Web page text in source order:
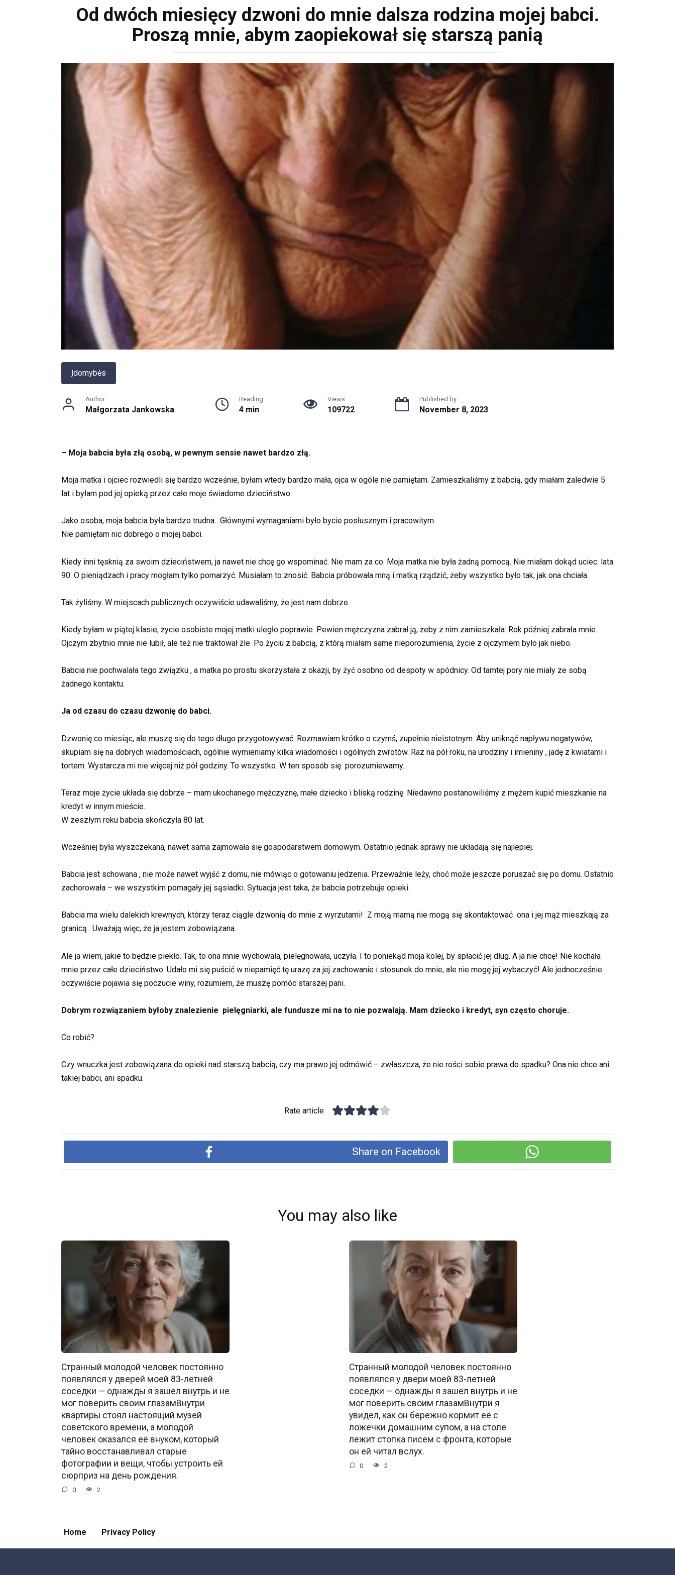
Od dwóch miesięcy dzwoni do mnie dalsza rodzina mojej babci.
Proszą mnie, abym zaopiekował się starszą panią
Įdomybės
Author
Małgorzata Jankowska
Reading
4 min
Views
109722
Published by
November 8, 2023
– Moja babcia była złą osobą, w pewnym sensie nawet bardzo złą.
Moja matka i ojciec rozwiedli się bardzo wcześnie, byłam wtedy bardzo mała, ojca w ogóle nie pamiętam. Zamieszkaliśmy z babcią, gdy miałam zaledwie 5
lat i byłam pod jej opieką przez całe moje świadome dzieciństwo.
Jako osoba, moja babcia była bardzo trudna. Głównymi wymaganiami było bycie posłusznym i pracowitym.
Nie pamiętam nic dobrego o mojej babci.
Kiedy inni tęsknią za swoim dzieciństwem, ja nawet nie chcę go wspominać. Nie mam za co. Moja matka nie była żadną pomocą. Nie miałam dokąd uciec: lata
90. O pieniądzach i pracy mogłam tylko pomarzyć. Musiałam to znosić. Babcia próbowała mną i matką rządzić, żeby wszystko było tak, jak ona chciała.
Tak żyliśmy. W miejscach publicznych oczywiście udawaliśmy, że jest nam dobrze.
Kiedy byłam w piątej klasie, życie osobiste mojej matki uległo poprawie. Pewien mężczyzna zabrał ją, żeby z nim zamieszkała. Rok później zabrała mnie.
Ojczym zbytnio mnie nie lubił, ale też nie traktował źle. Po życiu z babcią, z którą miałam same nieporozumienia, życie z ojczymem było jak niebo.
Babcia nie pochwalała tego związku , a matka po prostu skorzystała z okazji, by żyć osobno od despoty w spódnicy. Od tamtej pory nie miały ze sobą
żadnego kontaktu.
Ja od czasu do czasu dzwonię do babci.
Dzwonię co miesiąc, ale muszę się do tego długo przygotowywać. Rozmawiam krótko o czymś, zupełnie nieistotnym. Aby uniknąć napływu negatywów,
skupiam się na dobrych wiadomościach, ogólnie wymieniamy kilka wiadomości i ogólnych zwrotów. Raz na pół roku, na urodziny i imieniny , jadę z kwiatami i
tortem. Wystarcza mi nie więcej niż pół godziny. To wszystko. W ten sposób się porozumiewamy.
Teraz moje życie układa się dobrze – mam ukochanego mężczyznę, małe dziecko i bliską rodzinę. Niedawno postanowiliśmy z mężem kupić mieszkanie na
kredyt w innym mieście.
W zeszłym roku babcia skończyła 80 lat.
Wcześniej była wyszczekana, nawet sama zajmowała się gospodarstwem domowym. Ostatnio jednak sprawy nie układają się najlepiej.
Babcia jest schowana , nie może nawet wyjść z domu, nie mówiąc o gotowaniu jedzenia. Przeważnie leży, choć może jeszcze poruszać się po domu. Ostatnio
zachorowała – we wszystkim pomagały jej sąsiadki. Sytuacja jest taka, że babcia potrzebuje opieki.
Babcia ma wielu dalekich krewnych, którzy teraz ciągle dzwonią do mnie z wyrzutami! Z moją mamą nie mogą się skontaktować ona i jej mąż mieszkają za
granicą . Uważają więc, że ja jestem zobowiązana.
Ale ja wiem, jakie to będzie piekło. Tak, to ona mnie wychowała, pielęgnowała, uczyła. I to poniekąd moja kolej, by spłacić jej dług. A ja nie chcę! Nie kochała
mnie przez całe dzieciństwo. Udało mi się puścić w niepamięć tę urazę za jej zachowanie i stosunek do mnie, ale nie mogę jej wybaczyć! Ale jednocześnie
oczywiście pojawia się poczucie winy, rozumiem, że muszę pomóc starszej pani.
Dobrym rozwiązaniem byłoby znalezienie pielęgniarki, ale fundusze mi na to nie pozwalają. Mam dziecko i kredyt, syn często choruje.
Co robić?
Czy wnuczka jest zobowiązana do opieki nad starszą babcią, czy ma prawo jej odmówić – zwłaszcza, że nie rości sobie prawa do spadku? Ona nie chce ani
takiej babci, ani spadku.
Rate article
Share on Facebook
You may also like
Странный молодой человек постоянно
появлялся у дверей моей 83-летней
соседки — однажды я зашел внутрь и не
мог поверить своим глазамВнутри
квартиры стоял настоящий музей
советского времени, а молодой
человек оказался её внуком, который
тайно восстанавливал старые
фотографии и вещи, чтобы устроить ей
сюрприз на день рождения.
0 2
Странный молодой человек постоянно
появлялся у двери моей 83-летней
соседки — однажды я зашел внутрь и не
мог поверить своим глазамВнутри я
увидел, как он бережно кормит её с
ложечки домашним супом, а на столе
лежит стопка писем с фронта, которые
он ей читал вслух.
0 2
Home Privacy Policy